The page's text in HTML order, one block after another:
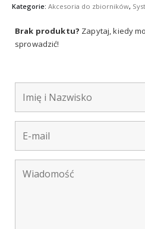
Kategorie: Akcesoria do zbiorników,
Brak produktu? Zapytaj, kiedy
sprowadzić!